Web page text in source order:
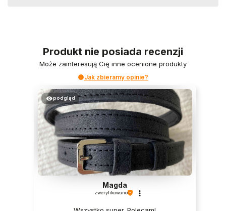
Produkt nie posiada recenzji
Może zainteresują Cię inne ocenione produkty
Jak zbieramy opinie?
podgląd
Magda
zweryfikowano